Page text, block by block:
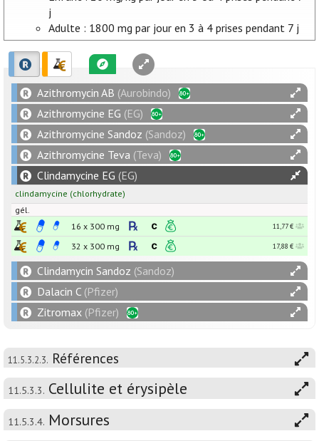
j
Adulte : 1800 mg par jour en 3 à 4 prises pendant 7 j
Azithromycin AB (Aurobindo)
Azithromycine EG (EG)
Azithromycine Sandoz (Sandoz)
Azithromycine Teva (Teva)
Clindamycine EG (EG)
clindamycine (chlorhydrate)
gél.
16 x 300 mg 11,77 €
32 x 300 mg 17,88 €
Clindamycin Sandoz (Sandoz)
Dalacin C (Pfizer)
Zitromax (Pfizer)
11.5.3.2.3. Références
11.5.3.3. Cellulite et érysipèle
11.5.3.4. Morsures